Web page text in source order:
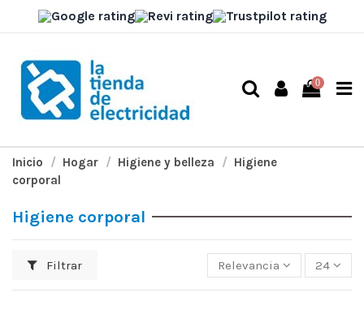
0
Inicio Hogar Higiene y belleza
Higiene
corporal
Higiene corporal
Filtrar Relevancia 24